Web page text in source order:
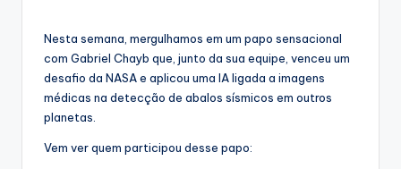
Nesta semana, mergulhamos em um papo sensacional
com Gabriel Chayb que, junto da sua equipe, venceu um
desafio da NASA e aplicou uma IA ligada a imagens
médicas na detecção de abalos sísmicos em outros
planetas.
Vem ver quem participou desse papo: